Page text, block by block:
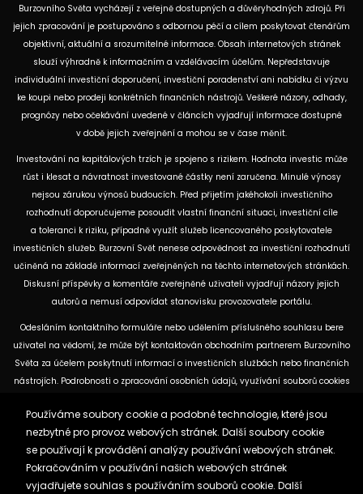
Burzovního Světa vycházejí z veřejně dostupných a důvěryhodných zdrojů. Při
jejich zpracování je postupováno s odbornou péčí a cílem poskytovat čtenářům
objektivní, aktuální a srozumitelné informace. Obsah internetových stránek
slouží výhradně k informačním a vzdělávacím účelům. Nepředstavuje
individuální investiční doporučení, investiční poradenství ani nabídku či výzvu
ke koupi nebo prodeji konkrétních finančních nástrojů. Veškeré názory, odhady,
prognózy nebo očekávání uvedené v článcích vyjadřují informace dostupné
v době jejich zveřejnění a mohou se v čase měnit.
Investování na kapitálových trzích je spojeno s rizikem. Hodnota investic může
růst i klesat a návratnost investované částky není zaručena. Minulé výnosy
nejsou zárukou výnosů budoucích. Před přijetím jakéhokoli investičního
rozhodnutí doporučujeme posoudit vlastní finanční situaci, investiční cíle
a toleranci k riziku, případně využít služeb licencovaného poskytovatele
investičních služeb. Burzovní Svět nenese odpovědnost za investiční rozhodnutí
učiněná na základě informací zveřejněných na těchto internetových stránkách.
Diskusní příspěvky a komentáře zveřejněné uživateli vyjadřují názory jejich
autorů a nemusí odpovídat stanovisku provozovatele portálu.
Odesláním kontaktního formuláře nebo udělením příslušného souhlasu bere
uživatel na vědomí, že může být kontaktován obchodním partnerem Burzovního
Světa za účelem poskytnutí informací o investičních službách nebo finančních
nástrojích. Podrobnosti o zpracování osobních údajů, využívání souborů cookies
dostupných na těchto internetových stránkách. U jednotlivých článků mohou
být uvedeny informace o použitých zdrojích, datu původní analýzy nebo datu,
ke kterému se vztahují uvedené tržní údaje.
Používáme soubory cookie a podobné technologie, které jsou
nezbytné pro provoz webových stránek. Další soubory cookie
se používají k provádění analýzy používání webových stránek.
Pokračováním v používání našich webových stránek
vyjadřujete souhlas s používáním souborů cookie. Další